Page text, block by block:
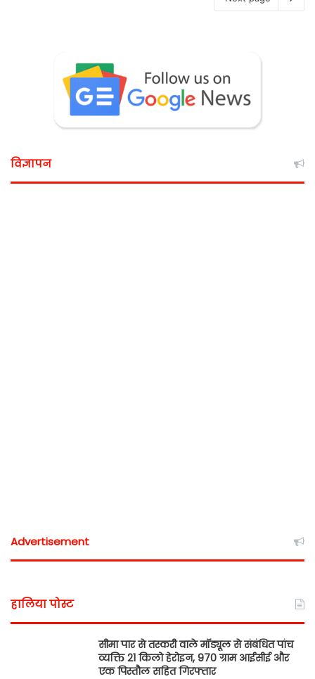
विज्ञापन
Advertisement
हालिया पोस्ट
सीमा पार से तस्करी वाले मॉड्यूल से संबंधित पांच
व्यक्ति 21 किलो हेरोइन, 970 ग्राम आईसीई और
एक पिस्तौल सहित गिरफ्तार